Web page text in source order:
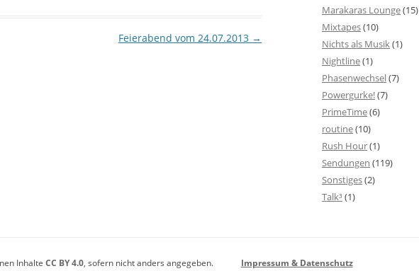
Feierabend vom 24.07.2013 →
Marakaras Lounge(15)
Mixtapes(10)
Nichts als Musik(1)
Nightline(1)
Phasenwechsel(7)
Powergurke!(7)
PrimeTime(6)
routine(10)
Rush Hour(1)
Sendungen (119)
Sonstiges(2)
Talk³ (1)
Inhalte CC BY 4.0, sofern nicht anders angegeben. Impressum & Datenschutz